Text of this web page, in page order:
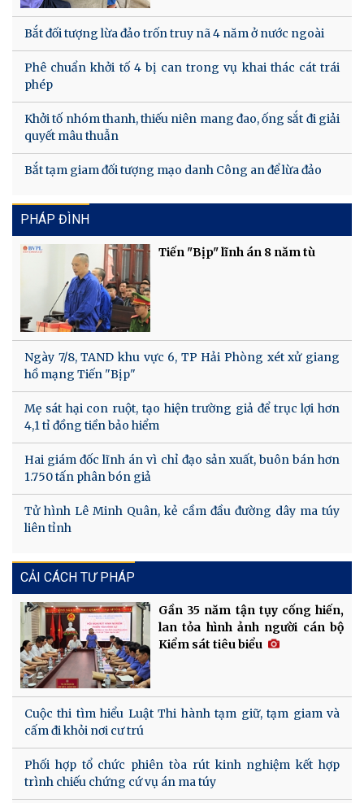
Bắt đối tượng lừa đảo trốn truy nã 4 năm ở nước ngoài
Phê chuẩn khởi tố 4 bị can trong vụ khai thác cát trái
phép
Khởi tố nhóm thanh, thiếu niên mang đao, ống sắt đi giải
quyết mâu thuẫn
Bắt tạm giam đối tượng mạo danh Công an để lừa đảo
PHÁP ĐÌNH
Tiến "Bịp" lĩnh án 8 năm tù
Ngày 7/8, TAND khu vực 6, TP Hải Phòng xét xử giang
hồ mạng Tiến "Bịp"
Mẹ sát hại con ruột, tạo hiện trường giả để trục lợi hơn
4,1 tỉ đồng tiền bảo hiểm
Hai giám đốc lĩnh án vì chỉ đạo sản xuất, buôn bán hơn
1.750 tấn phân bón giả
Tử hình Lê Minh Quân, kẻ cầm đầu đường dây ma túy
liên tỉnh
CẢI CÁCH TƯ PHÁP
Gần 35 năm tận tụy cống hiến,
lan tỏa hình ảnh người cán bộ
Kiểm sát tiêu biểu
Cuộc thi tìm hiểu Luật Thi hành tạm giữ, tạm giam và
cấm đi khỏi nơi cư trú
Phối hợp tổ chức phiên tòa rút kinh nghiệm kết hợp
trình chiếu chứng cứ vụ án ma túy